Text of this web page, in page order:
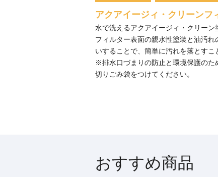
アクアイージィ・クリーンフ
水で洗えるアクアイージィ・クリーン
フィルター表面の親水性塗装と油汚
いすることで、簡単に汚れを落とすこ
※排水口づまりの防止と環境保護のた
切りごみ袋をつけてください。
おすすめ商品